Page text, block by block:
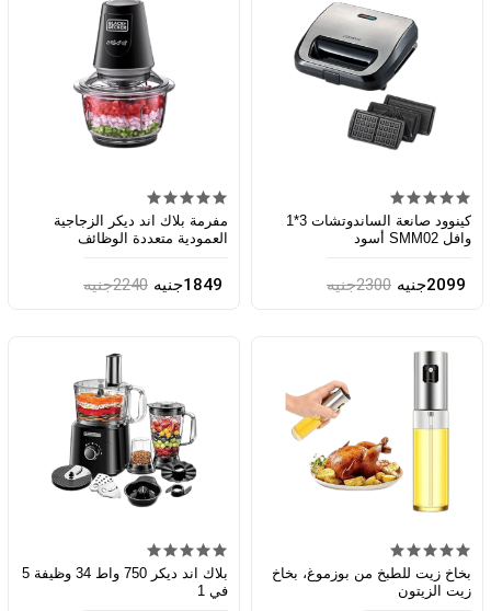
كينوود صانعة الساندوتشات 3*1
وافل SMM02 أسود
2099جنيه 2300جنيه
مفرمة بلاك اند ديكر الزجاجية
العمودية متعددة الوظائف
1849جنيه 2240جنيه
بخاخ زيت للطبخ من بوزموغ، بخاخ
زيت الزيتون
بلاك اند ديكر 750 واط 34 وظيفة 5
في 1